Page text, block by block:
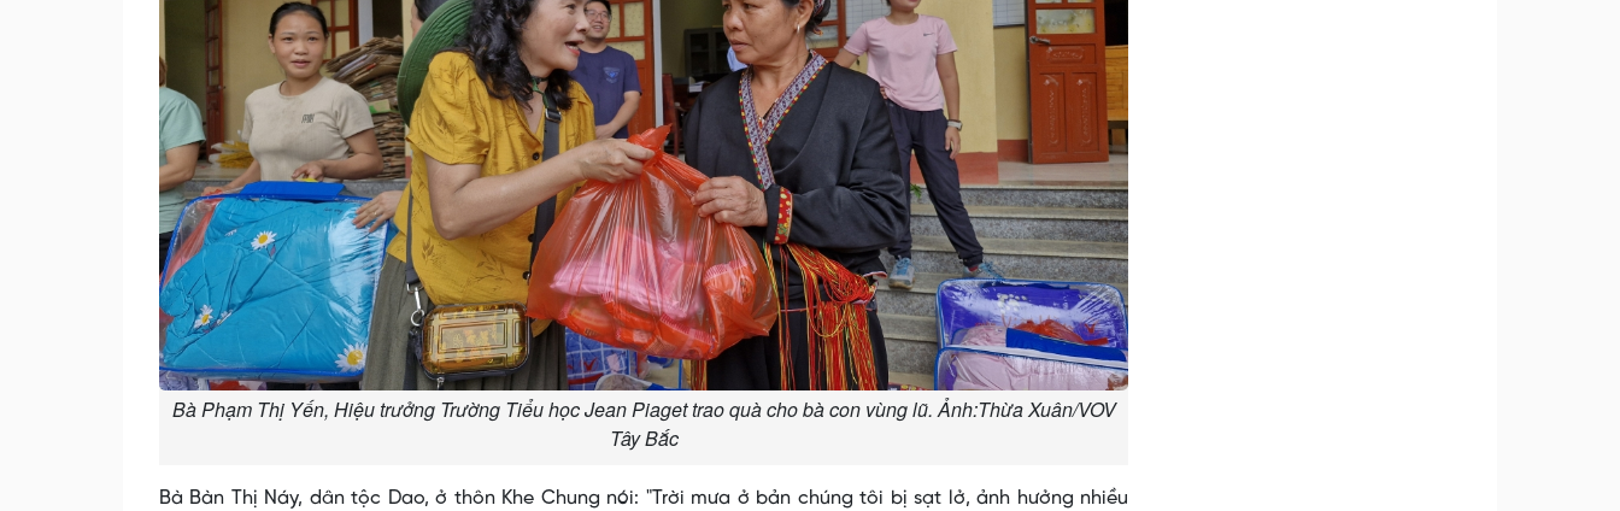
Bà Phạm Thị Yến, Hiệu trưởng Trường Tiểu học Jean Piaget trao quà cho bà con vùng lũ. Ảnh:Thừa Xuân/VOV
Tây Bắc
Bà Bàn Thị Náy, dân tộc Dao, ở thôn Khe Chung nói: "Trời mưa ở bản chúng tôi bị sạt lở, ảnh hưởng nhiều